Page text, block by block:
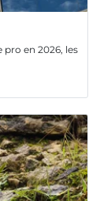
en 2026, les